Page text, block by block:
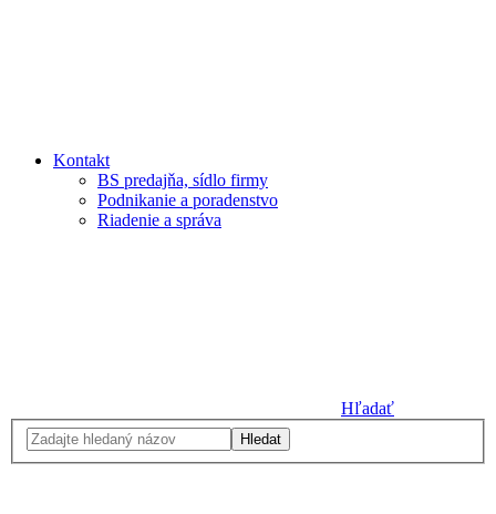
Kontakt
BS predajňa, sídlo firmy
Podnikanie a poradenstvo
Riadenie a správa
Hľadať
Hledat